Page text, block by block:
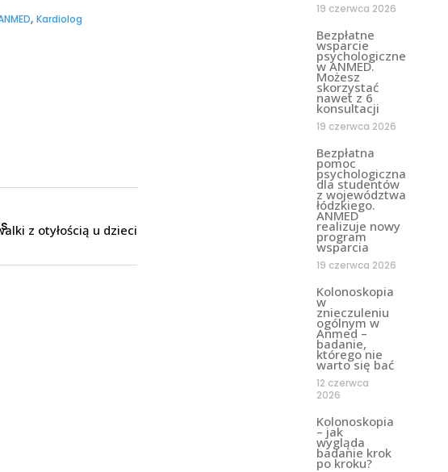
, Kardiolog
19 czerwca 2026
Bezpłatne
wsparcie
psychologiczne
w ANMED.
Możesz
skorzystać
nawet z 6
konsultacji
19 czerwca 2026
Bezpłatna
pomoc
psychologiczna
dla studentów
z województwa
łódzkiego.
ANMED
realizuje nowy
program
wsparcia
19 czerwca 2026
Kolonoskopia
w
znieczuleniu
ogólnym w
Anmed –
badanie,
którego nie
warto się bać
12 czerwca
2026
Kolonoskopia
– jak
wygląda
badanie krok
po kroku?